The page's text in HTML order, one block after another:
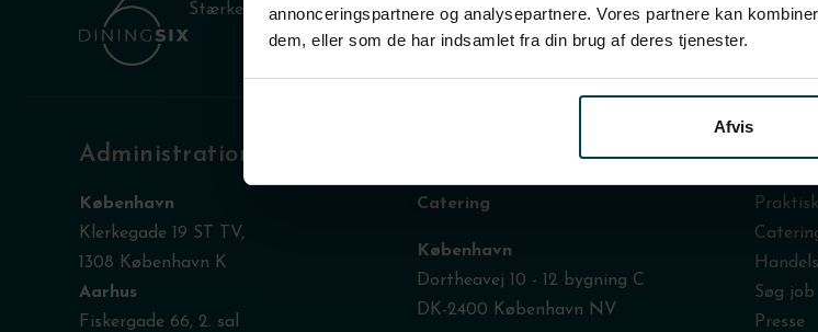
annonceringspartnere og analysepartnere. Vores partnere kan
dem, eller som de har indsamlet fra din brug af deres tjenester.
Afvis
Stærke relationer skaber glæde, der kan smages og føles. Vi vil sikre, at
Administration
København
Klerkegade 19 ST TV,
1308 København K
Aarhus
Fiskergade 66, 2. sal
Køkken og afhentning
Catering
København
Dortheavej 10 - 12 bygning C
DK-2400 København NV
Søg job
Presse